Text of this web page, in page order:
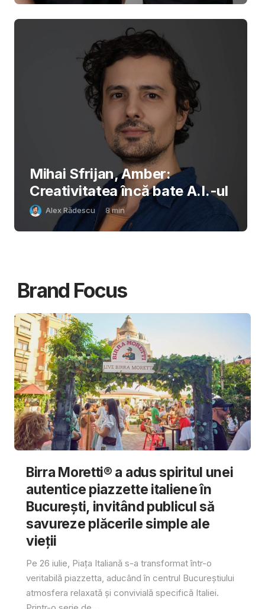
Mihai Sfrijan, Amber:
Creativitatea încă bate A.I.-ul
Alex Rădescu 8min
Brand Focus
Birra Moretti® a adus spiritul unei
autentice piazzette italiene în
București, invitând publicul să
savureze plăcerile simple ale
vieții
Pe 26 iulie, Piața Italiană s-a transformat într-o
veritabilă piazzetta, aducând în centrul Bucureștiului
atmosfera relaxată și convivială specifică Italiei.